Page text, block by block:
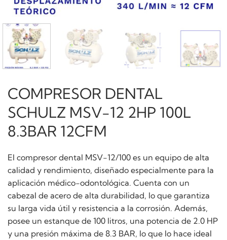
COMPRESOR DENTAL
SCHULZ MSV-12 2HP 100L
8.3BAR 12CFM
El compresor dental MSV-12/100 es un equipo de alta
calidad y rendimiento, diseñado especialmente para la
aplicación médico-odontológica. Cuenta con un
cabezal de acero de alta durabilidad, lo que garantiza
su larga vida útil y resistencia a la corrosión. Además,
posee un estanque de 100 litros, una potencia de 2.0 HP
y una presión máxima de 8.3 BAR, lo que lo hace ideal